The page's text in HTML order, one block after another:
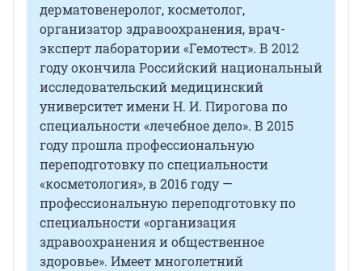
дерматовенеролог, косметолог,
организатор здравоохранения, врач-
эксперт лаборатории «Гемотест». В 2012
году окончила Российский национальный
исследовательский медицинский
университет имени Н. И. Пирогова по
специальности «лечебное дело». В 2015
году прошла профессиональную
переподготовку по специальности
«косметология», в 2016 году —
профессиональную переподготовку по
специальности «организация
здравоохранения и общественное
здоровье». Имеет многолетний